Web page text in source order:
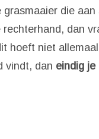
die
rechterhand, dan
hoeft niet
vindt, dan eindig je